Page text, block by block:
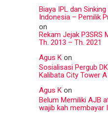
Biaya IPL dan
Indonesia – Pemilik
on
Rekam Jejak P3SRS
Th. 2013 – Th. 2021
Agus K on
Sosialisasi Pergub
Kalibata City Tower
Agus K on
Belum Memiliki AJB
wajib kah membayar